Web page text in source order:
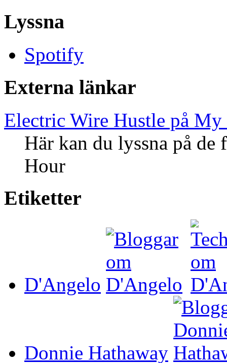
Lyssna
Spotify
Externa länkar
Electric Wire Hustle på My
Här kan du lyssna på
Hour
Etiketter
D'Angelo
Donnie Hathaway